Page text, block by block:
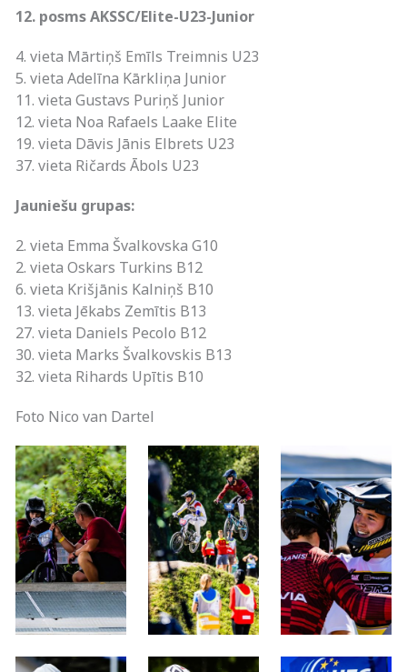
12. posms AKSSC/Elite-U23-Junior
4. vieta Mārtiņš Emīls Treimnis U23
5. vieta Adelīna Kārkliņa Junior
11. vieta Gustavs Puriņš Junior
12. vieta Noa Rafaels Laake Elite
19. vieta Dāvis Jānis Elbrets U23
37. vieta Ričards Ābols U23
Jauniešu grupas:
2. vieta Emma Švalkovska G10
2. vieta Oskars Turkins B12
6. vieta Krišjānis Kalniņš B10
13. vieta Jēkabs Zemītis B13
27. vieta Daniels Pecolo B12
30. vieta Marks Švalkovskis B13
32. vieta Rihards Upītis B10
Foto Nico van Dartel